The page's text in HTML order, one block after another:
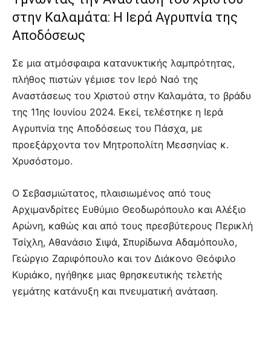
στην Καλαμάτα: Η Ιερά Αγρυπνία της
Αποδόσεως
Σε μια ατμόσφαιρα κατανυκτικής λαμπρότητας,
πλήθος πιστών γέμισε τον Ιερό Ναό της
Αναστάσεως του Χριστού στην Καλαμάτα, το βράδυ
της 11ης Ιουνίου 2024. Εκεί, τελέστηκε η Ιερά
Αγρυπνία της Αποδόσεως του Πάσχα, με
προεξάρχοντα τον Μητροπολίτη Μεσσηνίας κ.
Χρυσόστομο.
Ο Σεβασμιώτατος, πλαισιωμένος από τους
Αρχιμανδρίτες Ευθύμιο Θεοδωρόπουλο και Αλέξιο
Αρώνη, καθώς και από τους πρεσβύτερους Περικλή
Τσίχλη, Αθανάσιο Σιψά, Σπυρίδωνα Αδαμόπουλο,
Γεώργιο Ζαριφόπουλο και τον Διάκονο Θεόφιλο
Κυριάκο, ηγήθηκε μιας θρησκευτικής τελετής
γεμάτης κατάνυξη και πνευματική ανάταση.